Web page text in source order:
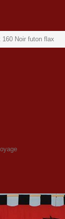
160 Noir futon flax